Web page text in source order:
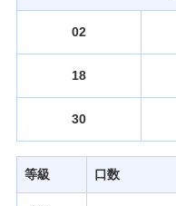
みずほ銀行について
02
18
30
等級 口数